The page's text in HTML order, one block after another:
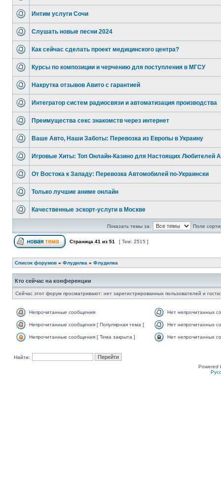
Интим услуги Сочи
Слушать новые песни 2024
Как сейчас сделать проект медицинского центра?
Курсы по композиции и черчению для поступления в МГСУ
Накрутка отзывов Авито с гарантией
Интегратор систем радиосвязи и автоматизация производства
Преимущества секс знакомств через интернет
Ваше Авто, Наши Заботы: Перевозка из Европы в Украину
Игровые Хиты: Топ Онлайн-Казино для Настоящих Любителей
От Востока к Западу: Перевозка Автомобилей по-Украински
Только лучшие аниме онлайн
Качественные эскорт-услуги в Москве
Показать темы за: Поле
Страница 41 из 51 [ Тем: 2515 ]
Список форумов » Флудилка » Флудилка
Кто сейчас на конференции
Сейчас этот форум просматривают: нет зарегистрированных пользователей и
Непрочитанные сообщения Нет непрочитанных
Непрочитанные сообщения [ Популярная тема ] Нет непрочитанных
Непрочитанные сообщения [ Тема закрыта ] Нет непрочитанных
Найти:
Powered